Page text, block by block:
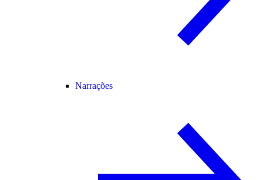
Narrações